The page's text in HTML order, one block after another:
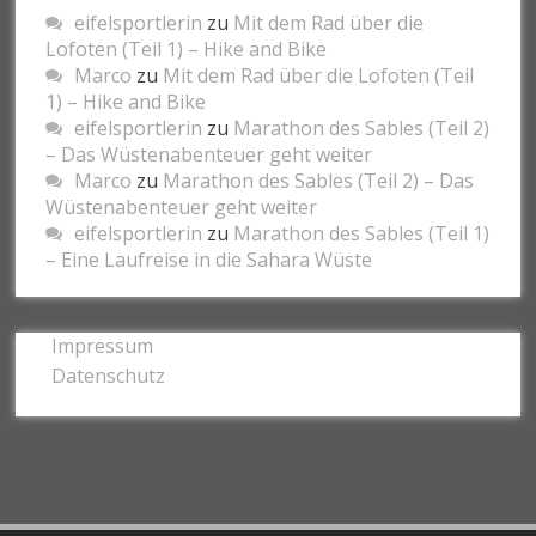
eifelsportlerin zu Mit dem Rad über die
Lofoten (Teil 1) – Hike and Bike
Marco zu Mit dem Rad über die Lofoten (Teil
1) – Hike and Bike
eifelsportlerin zu Marathon des Sables (Teil 2)
– Das Wüstenabenteuer geht weiter
Marco zu Marathon des Sables (Teil 2) – Das
Wüstenabenteuer geht weiter
eifelsportlerin zu Marathon des Sables (Teil 1)
– Eine Laufreise in die Sahara Wüste
Impressum
Datenschutz